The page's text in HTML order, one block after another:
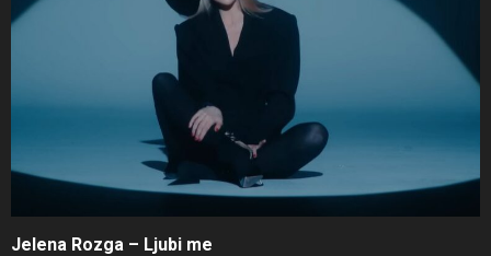
Jelena Rozga – Ljubi me